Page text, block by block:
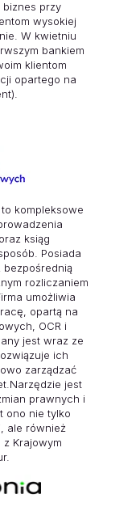
biznes przy
wysokiej
W kwietniu
bankiem
klientom
opartego na
kompleksowe
ksiąg
Posiada
bezpośrednią
rozliczaniem
umożliwia
opartą na
OCR i
jest wraz ze
ich
zarządzać
jest
prawnych i
ono nie tylko
ale również
Krajowym